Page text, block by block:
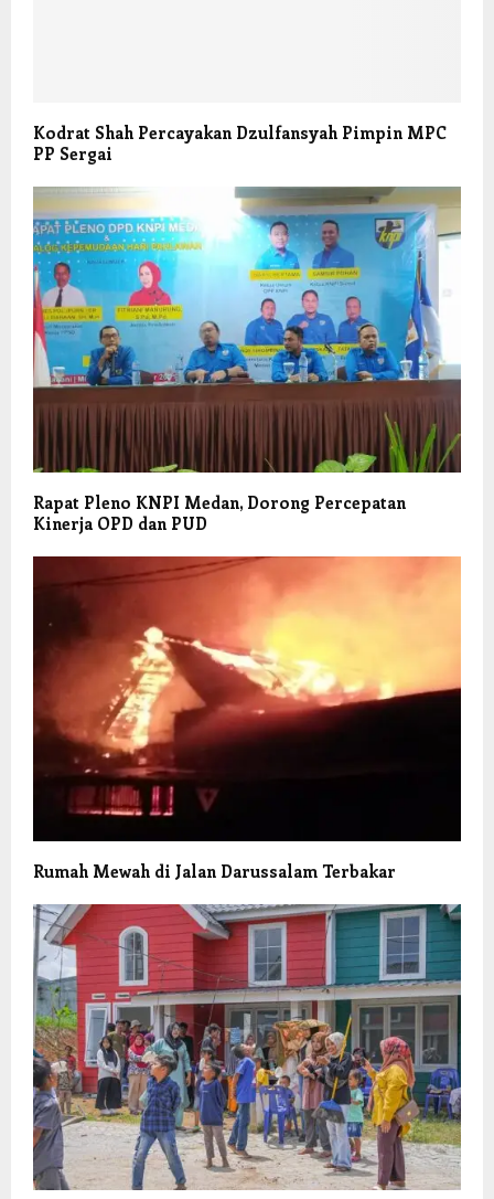
Kodrat Shah Percayakan Dzulfansyah Pimpin MPC
PP Sergai
Rapat Pleno KNPI Medan, Dorong Percepatan
Kinerja OPD dan PUD
Rumah Mewah di Jalan Darussalam Terbakar